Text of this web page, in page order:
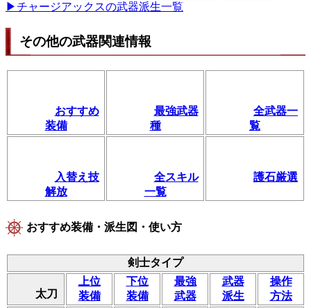
▶チャージアックスの武器派生一覧
その他の武器関連情報
おすすめ
装備
最強武器
種
全武器一
覧
入替え技
解放
全スキル
一覧
護石厳選
おすすめ装備・派生図・使い方
剣士タイプ
太刀
上位
装備
下位
装備
最強
武器
武器
派生
操作
方法